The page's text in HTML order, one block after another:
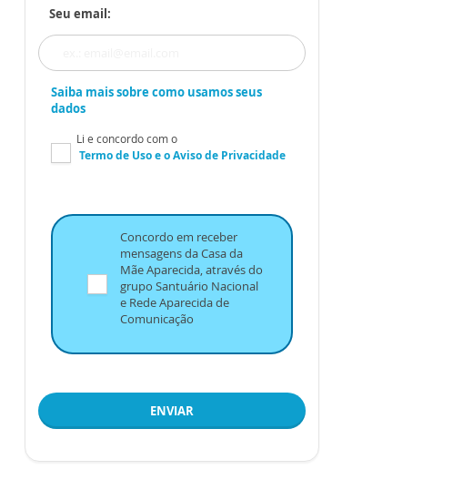
Seu email:
Saiba mais sobre como usamos seus
dados
Li e concordo com o
Termo de Usoe oAviso de Privacidade
Concordo em receber
mensagens da Casa da
Mãe Aparecida, através do
grupo Santuário Nacional
e Rede Aparecida de
Comunicação
ENVIAR